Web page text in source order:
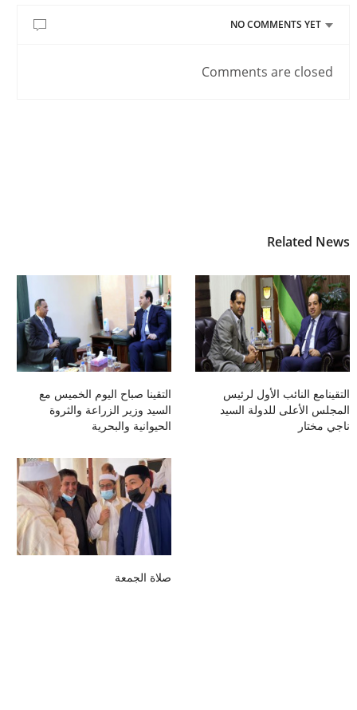
NO COMMENTS YET
Comments are closed
Related News
التقينا صباح اليوم الخميس مع
السيد وزير الزراعة والثروة
الحيوانية والبحرية
التقينامع النائب الأول لرئيس
المجلس الأعلى للدولة السيد
ناجي مختار
صلاة الجمعة